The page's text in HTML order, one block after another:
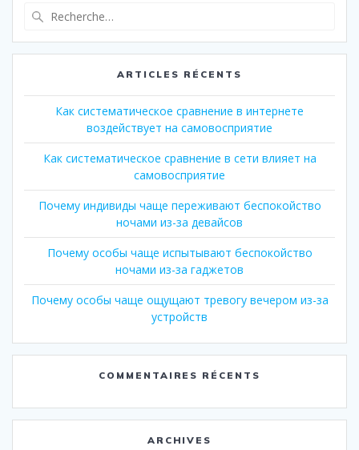
:
ARTICLES RÉCENTS
Как систематическое сравнение в интернете
воздействует на самовосприятие
Как систематическое сравнение в сети влияет на
самовосприятие
Почему индивиды чаще переживают беспокойство
ночами из-за девайсов
Почему особы чаще испытывают беспокойство
ночами из-за гаджетов
Почему особы чаще ощущают тревогу вечером из-за
устройств
COMMENTAIRES RÉCENTS
ARCHIVES